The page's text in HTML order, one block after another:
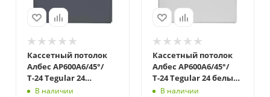
Кассетный потолок
Албес AP600A6/45°/
Т-24 Tegular 24
металлик Эконом
В наличии
Кассетный потолок
Албес AP600A6/45°/
Т-24 Tegular 24 белый
оцинковка Эконом
В наличии